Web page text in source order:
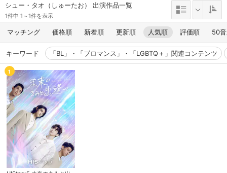
シュー・タオ（しゅーたお） 出演作品一覧
1件中 1～1件を表示
マッチング 価格順 新着順 更新順 人気順 評価順 50
キーワード 「BL」・「ブロマンス」・「LGBTQ＋」関連コンテンツ
1